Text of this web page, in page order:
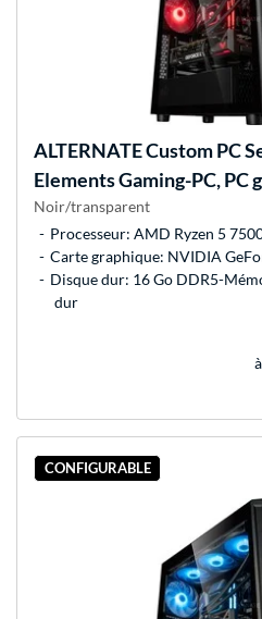
ALTERNATECustom PC
Elements Gaming-PC, PC
Noir/transparent
Processeur: AMD Ryzen 5
Carte graphique: NVIDIA
Disque dur: 16 Go DDR5-
dur
CONFIGURABLE